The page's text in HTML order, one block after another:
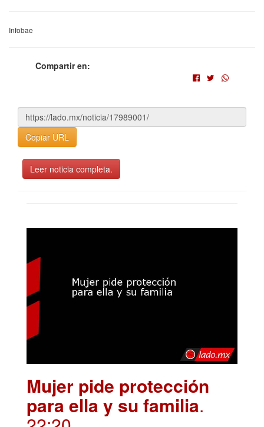
Infobae
Compartir en:
Copiar URL
Leer noticia completa.
Mujer pide protección
para ella y su familia.